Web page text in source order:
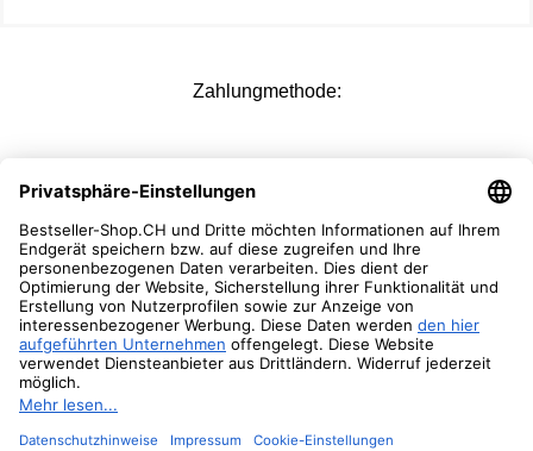
Zahlungmethode:
Versandoptionen:
Folgen Sie Uns: